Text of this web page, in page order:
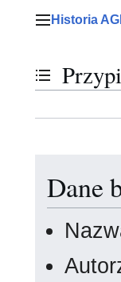
Menu główne
Historia
Przełącz stan
Dane